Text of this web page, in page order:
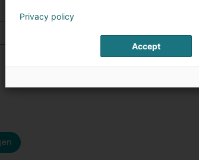
Privacy policy
Accept